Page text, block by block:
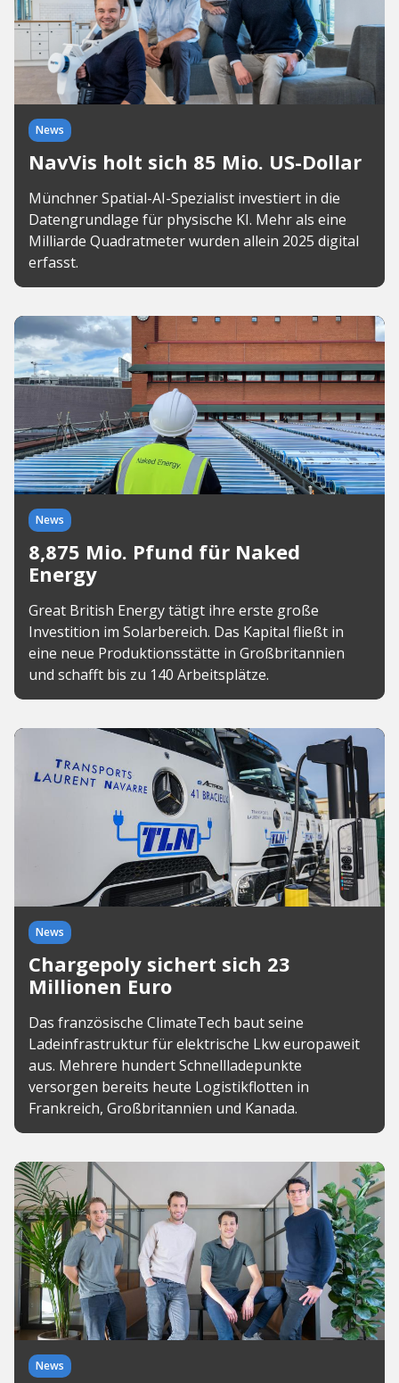
News
NavVis holt sich 85 Mio. US-Dollar
Münchner Spatial-AI-Spezialist investiert in die
Datengrundlage für physische KI. Mehr als eine
Milliarde Quadratmeter wurden allein 2025 digital
erfasst.
News
8,875 Mio. Pfund für Naked
Energy
Great British Energy tätigt ihre erste große
Investition im Solarbereich. Das Kapital fließt in
eine neue Produktionsstätte in Großbritannien
und schafft bis zu 140 Arbeitsplätze.
News
Chargepoly sichert sich 23
Millionen Euro
Das französische ClimateTech baut seine
Ladeinfrastruktur für elektrische Lkw europaweit
aus. Mehrere hundert Schnellladepunkte
versorgen bereits heute Logistikflotten in
Frankreich, Großbritannien und Kanada.
News